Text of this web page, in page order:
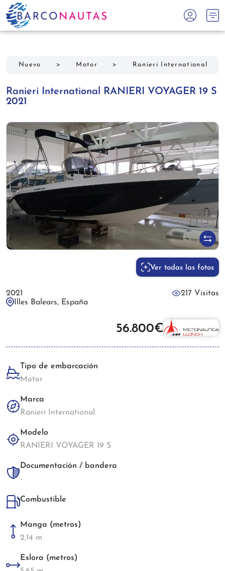
Nuevo > Motor > Ranieri International
Ranieri International RANIERI VOYAGER 19 S
2021
Ver todas las fotos
2021
217 Visitas
Illes Balears, España
56.800€
Tipo de embarcación
Motor
Marca
Ranieri International
Modelo
RANIERI VOYAGER 19 S
Documentación / bandera
-
Combustible
Manga (metros)
2,14 m
Eslora (metros)